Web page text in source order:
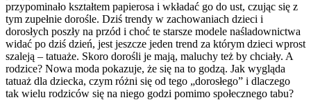
przypominało kształtem papierosa i wkładać go do ust, czując się z
tym zupełnie dorośle. Dziś trendy w zachowaniach dzieci i
dorosłych poszły na przód i choć te starsze modele naśladownictwa
widać po dziś dzień, jest jeszcze jeden trend za którym dzieci wprost
szaleją – tatuaże. Skoro dorośli je mają, maluchy też by chciały. A
rodzice? Nowa moda pokazuje, że się na to godzą. Jak wygląda
tatuaż dla dziecka, czym różni się od tego „dorosłego” i dlaczego
tak wielu rodziców się na niego godzi pomimo społecznego tabu?